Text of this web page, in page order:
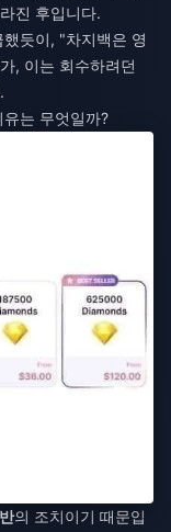
진 후입니다.
듯이, "차지백은 영
, 이는 회수하려던
는 무엇일까?
의 조치이기 때문입